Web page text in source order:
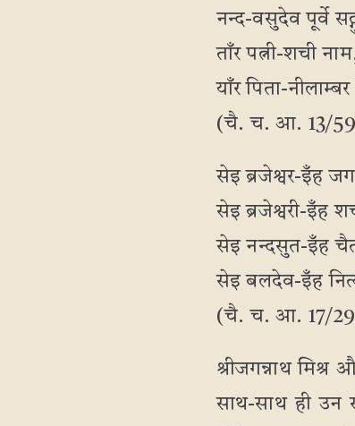
नन्द-वसुदेव पूर्वे
ताँर पत्नी-शची
याँर पिता-
(चै. च. आ. 13/
सेइ ब्रजेश्वर-इँह
सेइ ब्रजेश्वरी-इँह
सेइ नन्दसुत-इँह
सेइ बलदेव-इँह
(चै. च. आ. 17/
श्रीजगन्नाथ
साथ-साथ ही उन